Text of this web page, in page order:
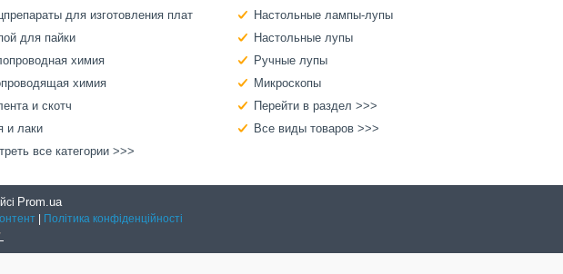
для изготовления плат
для пайки
химия
химия
и скотч
и лаки
все категории >>>
Настольные лампы-лупы
Настольные лупы
Ручные лупы
Микроскопы
Перейти в раздел >>>
Все виды товаров >>>
Prom.ua
Політика конфіденційності